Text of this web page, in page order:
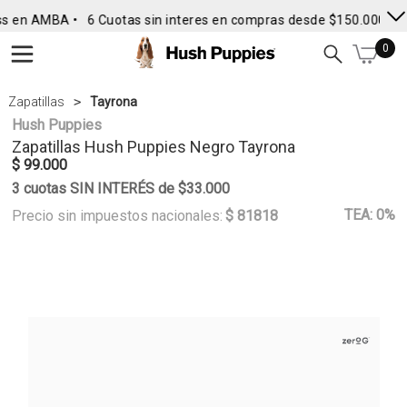
en AMBA • 6 Cuotas sin interes en compras desde $150.000 •
0
Zapatillas Tayrona
Hush Puppies
Zapatillas Hush Puppies Negro Tayrona
$ 99.000
3 cuotas SIN INTERÉS de $33.000
Precio sin impuestos nacionales: $ 81818 TEA: 0%